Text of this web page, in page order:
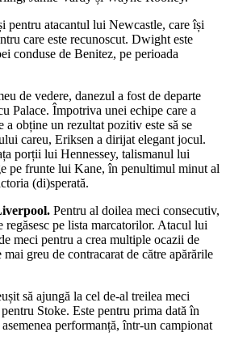
pentru atacantul lui Newcastle, care își
care este recunoscut. Dwight este
conduse de Benitez, pe perioada
de vedere, danezul a fost de departe
Palace. Împotriva unei echipe care a
a obține un rezultat pozitiv este să se
careu, Eriksen a dirijat elegant jocul.
porții lui Hennessey, talismanul lui
pe frunte lui Kane, în penultimul minut al
(di)sperată.
. Pentru al doilea meci consecutiv,
regăsesc pe lista marcatorilor. Atacul lui
meci pentru a crea multiple ocazii de
greu de contracarat de către apărările
să ajungă la cel de-al treilea meci
Stoke. Este pentru prima dată în
performanță, într-un campionat